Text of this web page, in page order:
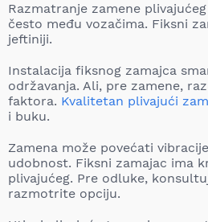
Razmatranje zamene
često među vozačima. Fiksni
jeftiniji.
Instalacija fiksnog zamajca
održavanja. Ali, pre zamene,
faktora. Kvalitetan plivajući
i buku.
Zamena može povećati
udobnost. Fiksni zamajac ima
plivajućeg. Pre odluke,
razmotrite opciju.